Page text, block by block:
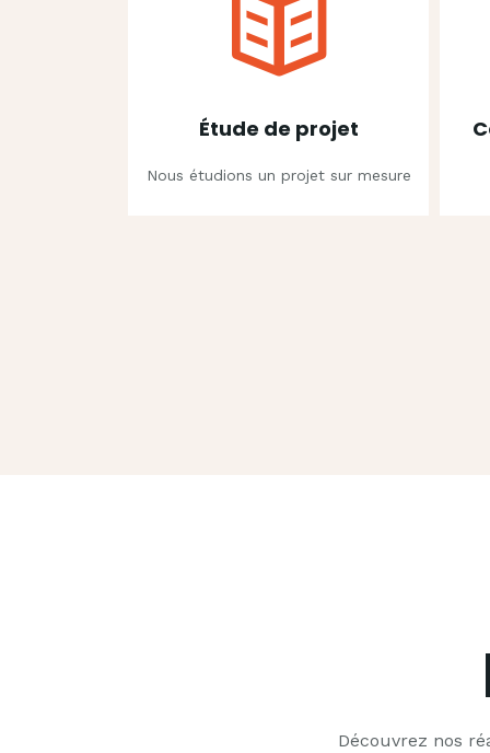
Étude de projet
Nous étudions un projet sur mesure
Découvrez nos